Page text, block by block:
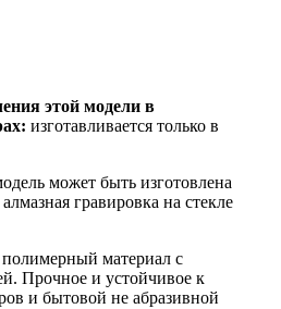
этой модели в
изготавливается только в
может быть изготовлена
гравировка на стекле
материал с
Прочное и устойчивое к
и бытовой не абразивной